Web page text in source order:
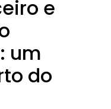
e
um
do